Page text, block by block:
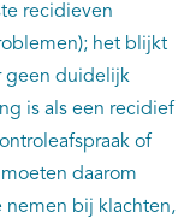
recidieven
het blijkt
geen duidelijk
is als een recidief
of
daarom
nemen bij klachten,